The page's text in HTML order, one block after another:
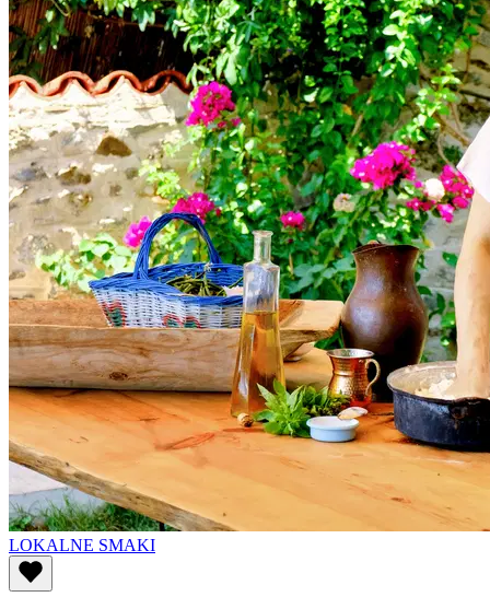
LOKALNE SMAKI